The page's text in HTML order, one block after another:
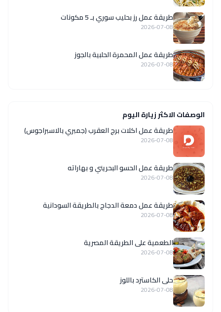
طريقة عمل رز بحليب سوري بـ 5 مكونات
2026-07-08
طريقة عمل المحمرة الحلبية بالجوز
2026-07-08
الوصفات الاكثر زيارة اليوم
طريقة عمل اكلات برج العقرب (جمبري بالاسبراجوس)
2026-07-08
طريقة عمل الحسو البحريني و بهاراته
2026-07-08
طريقة عمل دمعة الدجاج بالطريقة السودانية
2026-07-08
الطعمية على الطريقة المصرية
2026-07-08
حلى الكاسترد باللوز
2026-07-08